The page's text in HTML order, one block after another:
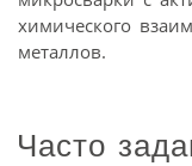
химического
металлов.
Часто